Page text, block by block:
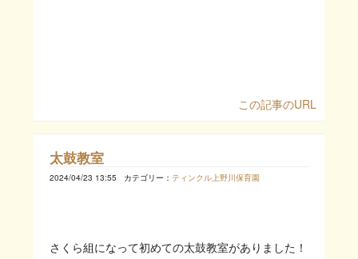
この記事のURL
太鼓教室
2024/04/23 13:55 カテゴリー： ティンクル上野川保育園
さくら組になって初めての太鼓教室がありました！